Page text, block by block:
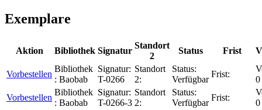
Exemplare
Aktion Bibliothek Signatur
Standort
2
Status Frist
Vorbestellen
Bibliothek
: Baobab
Signatur:
T-0266
Standort
2:
Status:
Verfügbar
Frist:
0
Vorbestellen
Bibliothek
: Baobab
Signatur:
T-0266-3
Standort
2:
Status:
Verfügbar
Frist:
0